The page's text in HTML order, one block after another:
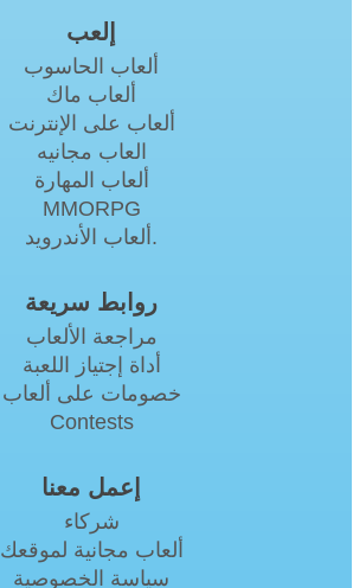
إلعب
ألعاب الحاسوب
ألعاب ماك
ألعاب على الإنترنت
العاب مجانيه
ألعاب المهارة
MMORPG
ألعاب الأندرويد.
روابط سريعة
مراجعة الألعاب
أداة إجتياز اللعبة
خصومات على ألعاب
Contests
إعمل معنا
شركاء
ألعاب مجانية لموقعك
سياسة الخصوصية